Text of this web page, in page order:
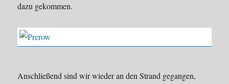
dazu gekommen.
Anschließend sind wir wieder an den Strand gegangen,